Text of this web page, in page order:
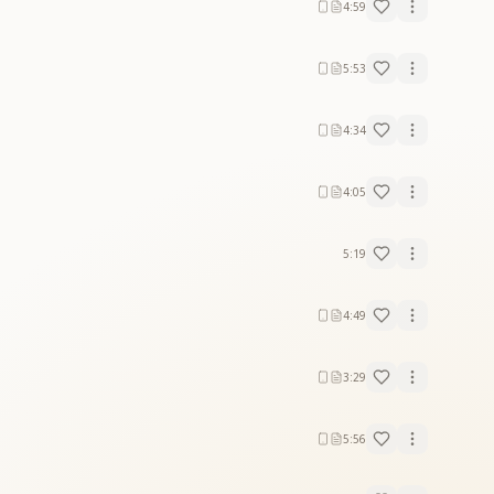
4:59
5:53
4:34
4:05
5:19
4:49
3:29
5:56